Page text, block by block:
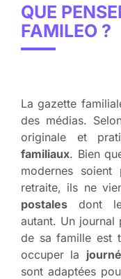
QUE
FAMILEO ?
La gazette
des médias.
originale et
familiaux. Bien
modernes
retraite, ils ne
postales dont
autant. Un journal
de sa famille est
occuper la
sont adaptées